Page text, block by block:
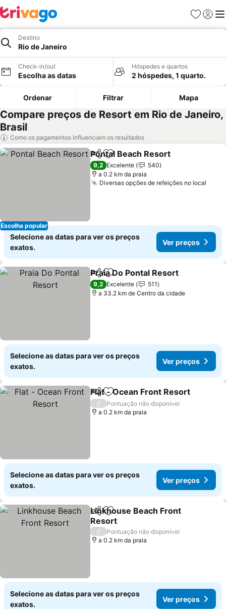
Favoritos
Iniciar
Destino
Rio de Janeiro
Check-in/out
Escolha as datas
Hóspedes e quartos
2 hóspedes, 1 quarto.
Ordenar Filtrar Mapa
Compare preços de Resort em Rio de Janeiro,
Brasil
Como os pagamentos influenciam os resultados
Escolha popular
PartilharAdicionar aos favoritos
Pontal Beach Resort
9,2 Excelente
540
a 0.2 km da praia
Diversas opções de refeições no local
Selecione as datas para ver os preços
exatos.
Ver preços
PartilharAdicionar aos favoritos
Praia Do Pontal Resort
9,2 Excelente
511
a 33.2 km de Centro da cidade
Selecione as datas para ver os preços
exatos.
Ver preços
PartilharAdicionar aos favoritos
Flat - Ocean Front Resort
/
Pontuação não disponível
a 0.2 km da praia
Selecione as datas para ver os preços
exatos.
Ver preços
PartilharAdicionar aos favoritos
Linkhouse Beach Front
Resort
Ver preços
/
Pontuação não disponível
a 0.2 km da praia
Selecione as datas para ver os preços
exatos.
Ver preços